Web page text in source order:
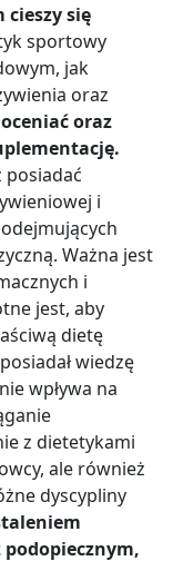
cieszy się
sportowy
jak
oraz
oraz
i
Ważna jest
i
jest, aby
dietę
wiedzę
wpływa na
z dietetykami
ale również
dyscypliny
podopiecznym,